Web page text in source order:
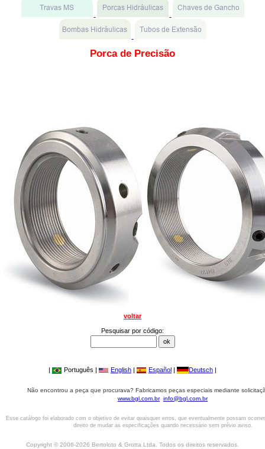
Porca de Precisão
voltar
Pesquisar por código:
| Português | English | Español | Deutsch |
Não encontrou a peça que procurava? Fabricamos peças especiais mediante
www.bgl.com.br info@bgl.com.br
Esse catálogo foi elaborado com o objetivo de evitar quaisquer erros, que eventualmente possam
direito de mudar as especificações quando necessário sem prévio aviso.
Copyright © 2006-2026 Bertoloto & Grotta Ltda. Todos os direitos reservados.